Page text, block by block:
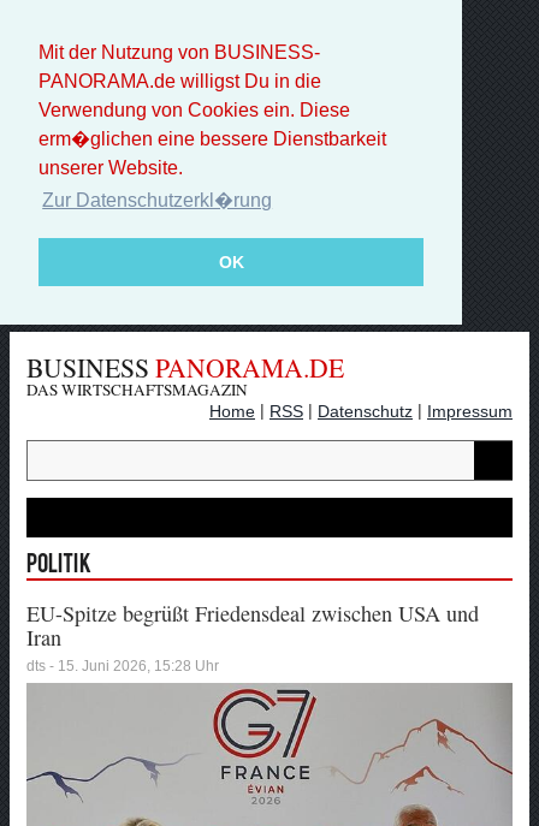
Mit der Nutzung von BUSINESS-
PANORAMA.de willigst Du in die
Verwendung von Cookies ein. Diese
erm�glichen eine bessere Dienstbarkeit
unserer Website.
Zur Datenschutzerkl�rung
OK
BUSINESS PANORAMA.DE
DAS WIRTSCHAFTSMAGAZIN
Home | RSS | Datenschutz | Impressum
Politik
EU-Spitze begrüßt Friedensdeal zwischen USA und
Iran
dts - 15. Juni 2026, 15:28 Uhr